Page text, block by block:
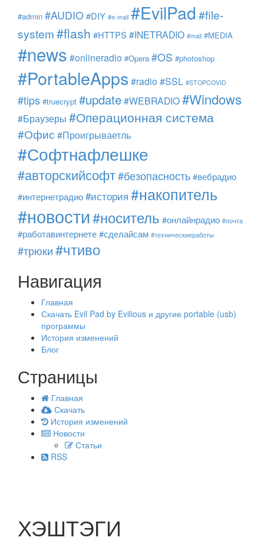
#admin #AUDIO#DIY #e-mail #EvilPad #file-
system#flash #HTTPS #INETRADIO #mail #MEDIA
#news #onlineradio #Opera #OS #photoshop
#PortableApps #radio #SSL #STOPCOVID
#tips #truecrypt #update#WEBRADIO#Windows
#Браузеры #Операционная система
#Офис #Проигрываетль
#Софтнафлешке
#авторскийсофт#безопасность#вебрадио
#интернетрадио#история #накопитель
#новости#носитель #онлайнрадио #почта
#работавинтернете#сделайсам #техническиеработы
#трюки#чтиво
Навигация
Главная
Скачать Evil Pad by Evilious и другие portable (usb)
программы
История изменений
Блог
Страницы
Главная
Скачать
История изменений
Новости
Статьи
RSS
ХЭШТЭГИ